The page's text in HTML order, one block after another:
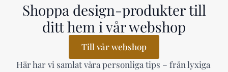
Shoppa design-produkter till
ditt hem i vår webshop
Till vår webshop
Här har vi samlat våra personliga tips – från lyxiga